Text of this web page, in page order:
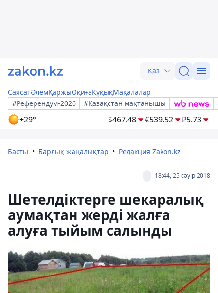
Қаз
СаясатӘлемҚаржыОқиғаҚұқықМақалалар
#Референдум-2026
#Қазақстан мақтанышы
+29° $467.48 €539.52 ₽5.73
Басты Барлық жаңалықтар Редакция Zakon.kz
18:44, 25 сәуір 2018
Шетелдіктерге шекаралық
аумақтан жерді жалға
алуға тыйым салынды